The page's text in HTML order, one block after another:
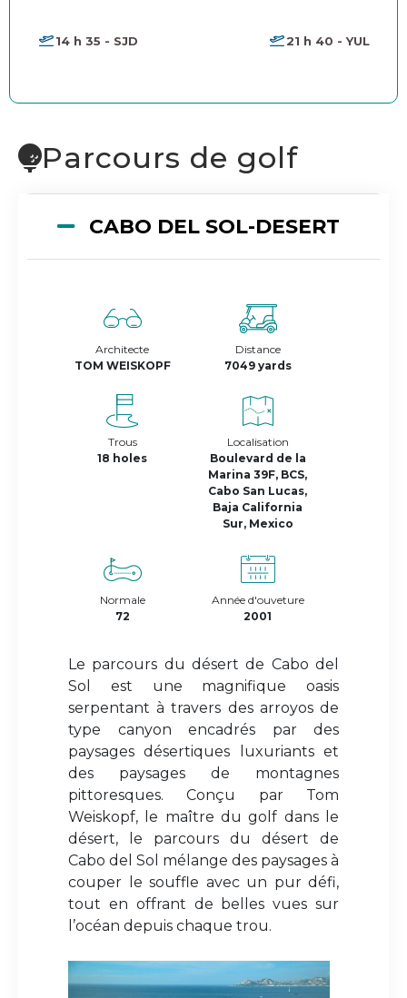
14 h 35 - SJD 21 h 40 - YUL
Parcours de golf
CABO DEL SOL-DESERT
Le parcours du désert de Cabo del
Sol est une magnifique oasis
serpentant à travers des arroyos de
type canyon encadrés par des
paysages désertiques luxuriants et
des paysages de montagnes
pittoresques. Conçu par Tom
Weiskopf, le maître du golf dans le
désert, le parcours du désert de
Cabo del Sol mélange des paysages à
couper le souffle avec un pur défi,
tout en offrant de belles vues sur
l’océan depuis chaque trou.
Architecte
TOM WEISKOPF
Distance
7049 yards
Trous
18 holes
Localisation
Boulevard de la
Marina 39F, BCS,
Cabo San Lucas,
Baja California
Sur, Mexico
Normale
72
Année d'ouveture
2001